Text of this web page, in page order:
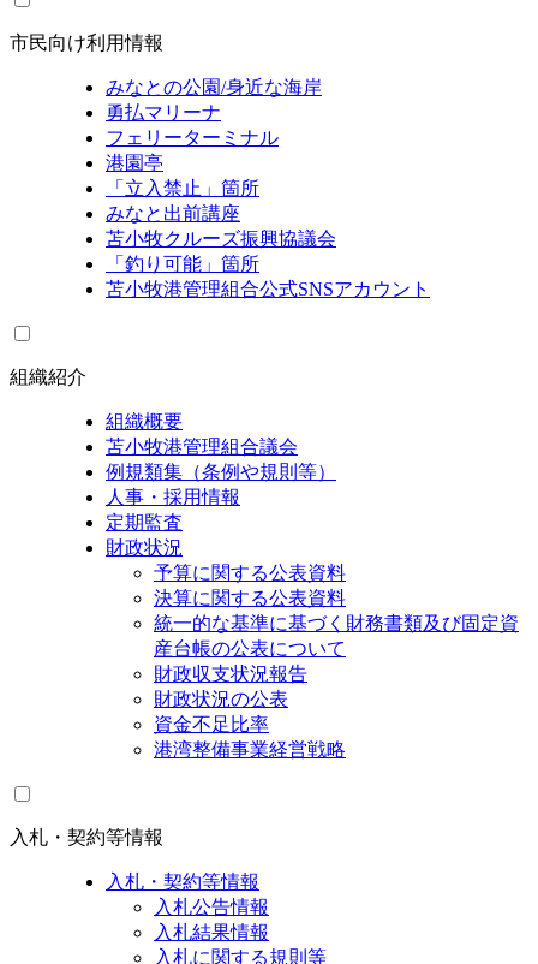
市民向け利用情報
みなとの公園/身近な海岸
勇払マリーナ
フェリーターミナル
港園亭
「立入禁止」箇所
みなと出前講座
苫小牧クルーズ振興協議会
「釣り可能」箇所
苫小牧港管理組合公式SNSアカウント
組織紹介
組織概要
苫小牧港管理組合議会
例規類集（条例や規則等）
人事・採用情報
定期監査
財政状況
予算に関する公表資料
決算に関する公表資料
統一的な基準に基づく財務書類及び固定資
産台帳の公表について
財政収支状況報告
財政状況の公表
資金不足比率
港湾整備事業経営戦略
入札・契約等情報
入札・契約等情報
入札公告情報
入札結果情報
入札に関する規則等